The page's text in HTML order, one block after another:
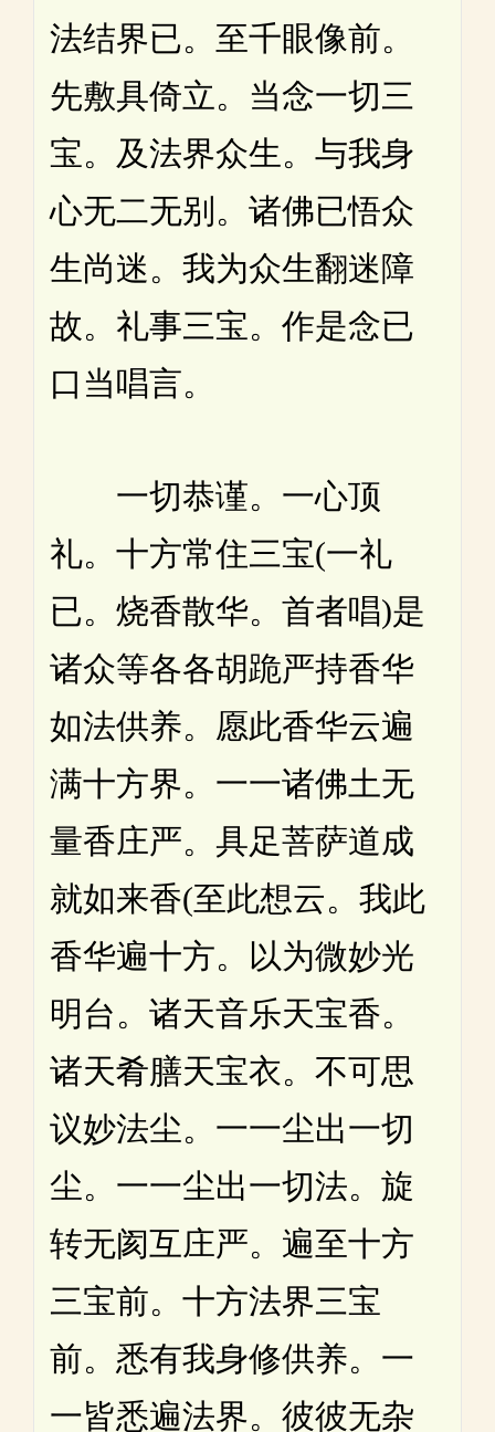
法结界已。至千眼像前。
先敷具倚立。当念一切三
宝。及法界众生。与我身
心无二无别。诸佛已悟众
生尚迷。我为众生翻迷障
故。礼事三宝。作是念已
口当唱言。
一切恭谨。一心顶
礼。十方常住三宝(一礼
已。烧香散华。首者唱)是
诸众等各各胡跪严持香华
如法供养。愿此香华云遍
满十方界。一一诸佛土无
量香庄严。具足菩萨道成
就如来香(至此想云。我此
香华遍十方。以为微妙光
明台。诸天音乐天宝香。
诸天肴膳天宝衣。不可思
议妙法尘。一一尘出一切
尘。一一尘出一切法。旋
转无阂互庄严。遍至十方
三宝前。十方法界三宝
前。悉有我身修供养。一
一皆悉遍法界。彼彼无杂